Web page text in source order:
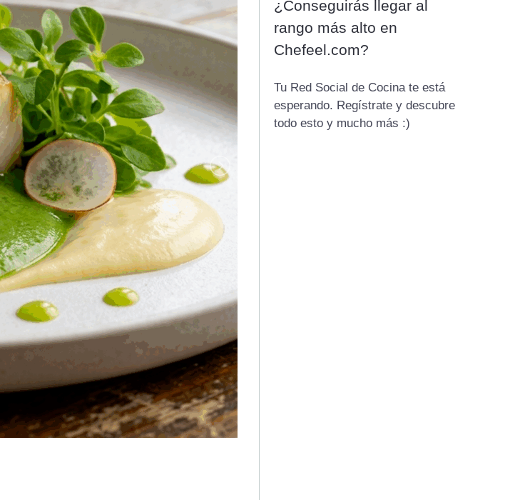
¿Conseguirás llegar al
rango más alto en
Chefeel.com?
Tu Red Social de Cocina te está
esperando. Regístrate y descubre
todo esto y mucho más :)